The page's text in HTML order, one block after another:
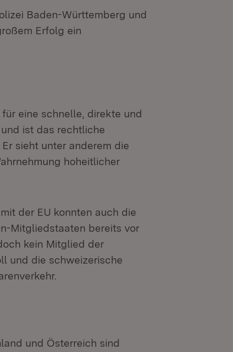
Baden-Württemberg und
Erfolg ein
eine schnelle, direkte und
ist das rechtliche
sieht unter anderem die
hoheitlicher
der EU konnten auch die
Mitgliedstaaten bereits vor
kein Mitglied der
und die schweizerische
und Österreich sind